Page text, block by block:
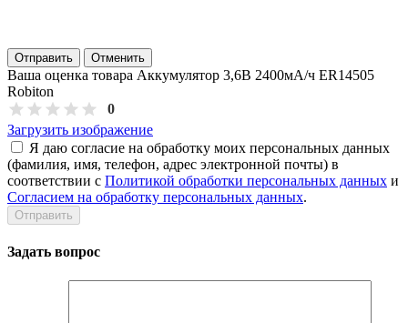
Отправить Отменить
Ваша оценка товара Аккумулятор 3,6В 2400мА/ч ER14505
Robiton
0
Загрузить изображение
Я даю согласие на обработку моих персональных данных
(фамилия, имя, телефон, адрес электронной почты) в
соответствии с Политикой обработки персональных данных и
Согласием на обработку персональных данных.
Задать вопрос